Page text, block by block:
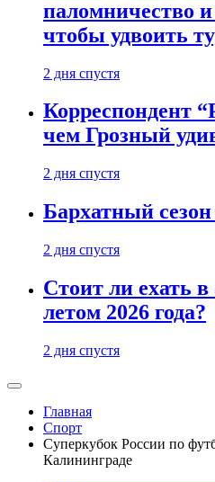
паломничество
чтобы удвоить
2 дня спустя
Корреспондент
чем Грозный
2 дня спустя
Бархатный
2 дня спустя
Стоит ли ехать
летом 2026 года?
2 дня спустя
Главная
Спорт
Суперкубок России по
Калининграде